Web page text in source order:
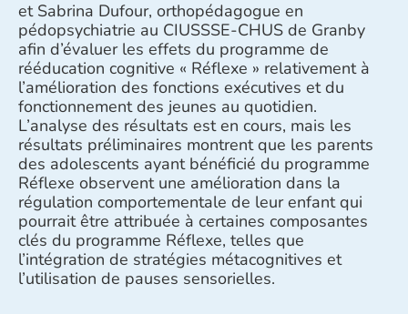
et Sabrina Dufour, orthopédagogue en
pédopsychiatrie au CIUSSSE-CHUS de Granby
afin d’évaluer les effets du programme de
rééducation cognitive « Réflexe » relativement à
l’amélioration des fonctions exécutives et du
fonctionnement des jeunes au quotidien.
L’analyse des résultats est en cours, mais les
résultats préliminaires montrent que les parents
des adolescents ayant bénéficié du programme
Réflexe observent une amélioration dans la
régulation comportementale de leur enfant qui
pourrait être attribuée à certaines composantes
clés du programme Réflexe, telles que
l’intégration de stratégies métacognitives et
l’utilisation de pauses sensorielles.